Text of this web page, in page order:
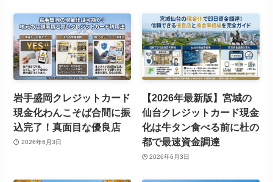
岩手盛岡クレジットカード
現金化わんこそば合間に振
込完了！真面目な優良店
2026年6月3日
【2026年最新版】宮城の
仙台クレジットカード現金
化は牛タン食べる前に杜の
都で最速資金調達
2026年6月3日